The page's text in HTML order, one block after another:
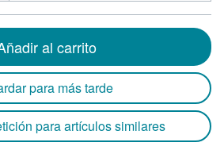
al carrito
para más tarde
para artículos similares